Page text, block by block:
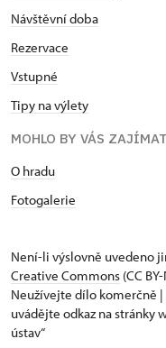
Návštěvní doba
Rezervace
Vstupné
Tipy na výlety
MOHLO BY VÁS ZAJÍMAT
O hradu
Fotogalerie
Není-li výslovně uvedeno
Creative Commons (CC
Neužívejte dílo komerčně |
uvádějte odkaz na stránky
ústav“